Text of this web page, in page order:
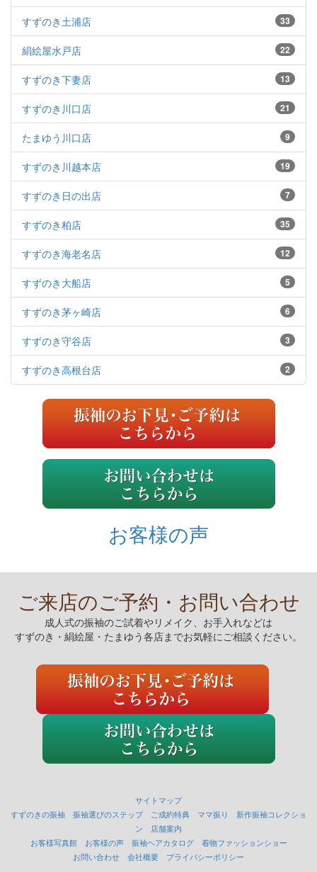
33
すずのき土浦店
22
絹絵屋水戸店
13
すずのき下妻店
21
すずのき川口店
9
たまゆう川口店
19
すずのき川越本店
7
すずのき日の出店
35
すずのき柏店
12
すずのき海老名店
5
すずのき大船店
6
すずのき茅ヶ崎店
3
すずのき守谷店
2
すずのき高根台店
お客様の声
ご来店のご予約・お問い合わせ
成人式の振袖のご試着やリメイク、お手入れなどは
すずのき・絹絵屋・たまゆう各店までお気軽にご相談ください。
サイトマップ
すずのきの振袖
振袖選びのステップ ご成約特典 ママ振り
新作振袖コレクショ
ン
店舗案内
お客様写真館
お客様の声 振袖ヘアカタログ
着物ファッションショー
お問い合わせ
会社概要 プライバシーポリシー